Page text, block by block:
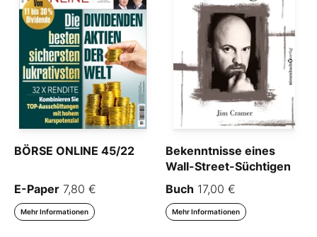
BÖRSE ONLINE 45/22
E-Paper 7,80 €
Mehr Informationen
Bekenntnisse eines
Wall-Street-Süchtigen
Buch 17,00 €
Mehr Informationen